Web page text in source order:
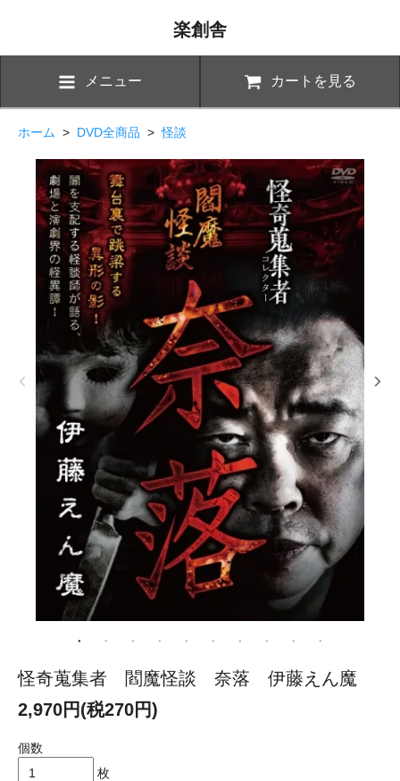
楽創舎
メニュー カートを見る
ホーム > DVD全商品 >怪談
怪奇蒐集者 閻魔怪談 奈落 伊藤えん魔
2,970円(税270円)
個数
枚